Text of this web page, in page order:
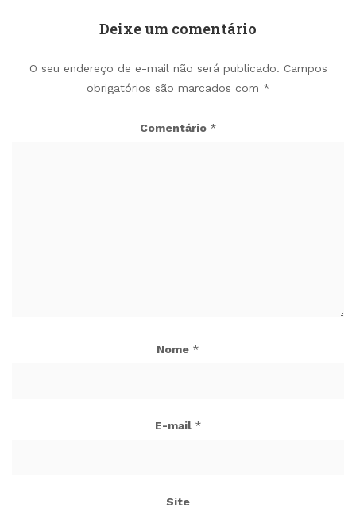
Deixe um comentário
O seu endereço de e-mail não será publicado. Campos
obrigatórios são marcados com *
Comentário *
Nome *
E-mail *
Site